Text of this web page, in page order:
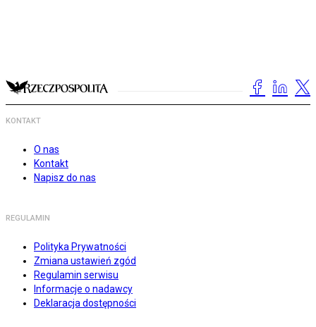
KONTAKT
O nas
Kontakt
Napisz do nas
REGULAMIN
Polityka Prywatności
Zmiana ustawień zgód
Regulamin serwisu
Informacje o nadawcy
Deklaracja dostępności